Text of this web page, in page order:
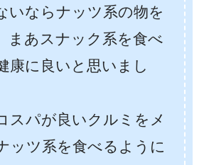
いならナッツ系の物を
まあスナック系を食べ
康に良いと思いまし
スパが良いクルミをメ
ッツ系を食べるように